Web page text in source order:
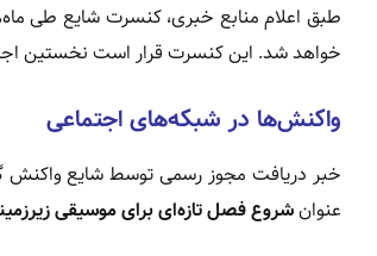
طبق اعلام منابع خبری، کنسرت شایع طی
خواهد شد. این کنسرت قرار است نخستین
واکنش‌ها در شبکه‌های اجتماعی
خبر دریافت مجوز رسمی توسط شایع واکنش
عنوانشروع فصل تازه‌ای برای موسیقی